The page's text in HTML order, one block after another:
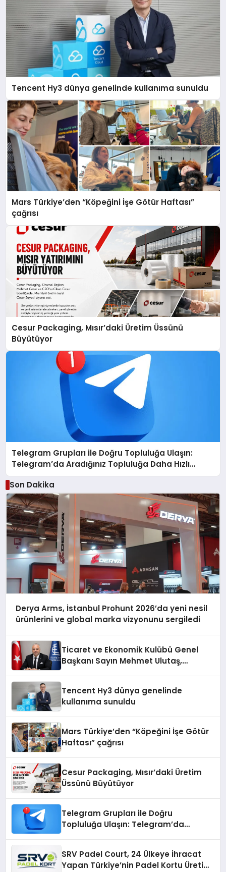
Tencent Hy3 dünya genelinde kullanıma sunuldu
Mars Türkiye’den “Köpeğini İşe Götür Haftası”
çağrısı
Cesur Packaging, Mısır’daki Üretim Üssünü
Büyütüyor
Telegram Grupları ile Doğru Topluluğa Ulaşın:
Telegram’da Aradığınız Topluluğa Daha Hızlı
Ulaşın
Son Dakika
Derya Arms, İstanbul Prohunt 2026’da yeni nesil
ürünlerini ve global marka vizyonunu sergiledi
Ticaret ve Ekonomik Kulübü Genel
Başkanı Sayın Mehmet Ulutaş,
Tencent Hy3 dünya genelinde
kullanıma sunuldu
Mars Türkiye’den “Köpeğini İşe Götür
Haftası” çağrısı
Cesur Packaging, Mısır’daki Üretim
Üssünü Büyütüyor
Telegram Grupları ile Doğru
Topluluğa Ulaşın: Telegram’da
SRV Padel Court, 24 Ülkeye İhracat
Yapan Türkiye’nin Padel Kortu Üretim